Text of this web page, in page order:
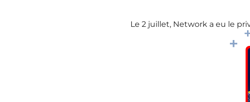
Le 2 juillet, Network a eu le